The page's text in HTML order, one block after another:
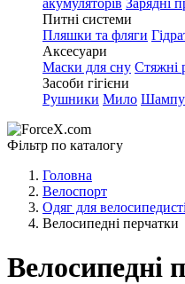
акумуляторів Зарядні
Питні системи
Пляшки та фляги
Аксесуари
Маски для сну Стяжні
Засоби гігієни
Рушники Мило
Фільтр по каталогу
Головна
Велоспорт
Одяг для
Велосипедні перчатки
Велосипедні